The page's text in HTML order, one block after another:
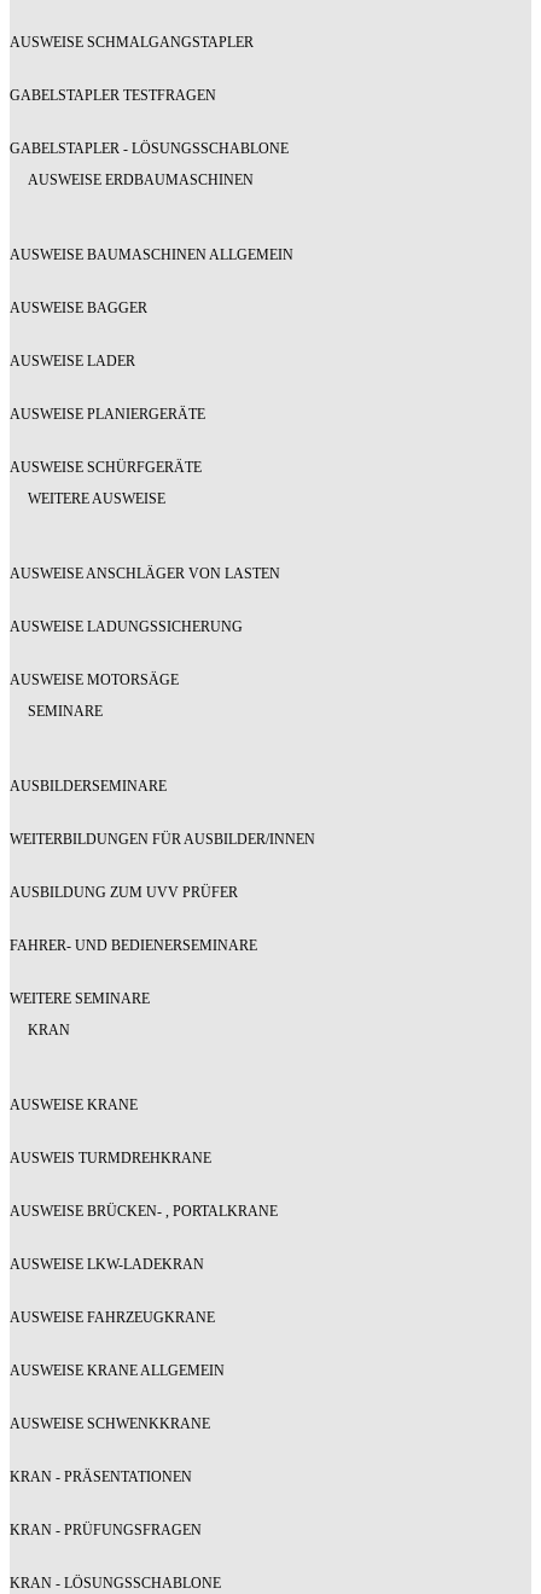
AUSWEISE SCHMALGANGSTAPLER
GABELSTAPLER TESTFRAGEN
GABELSTAPLER - LÖSUNGSSCHABLONE
AUSWEISE ERDBAUMASCHINEN
AUSWEISE BAUMASCHINEN ALLGEMEIN
AUSWEISE BAGGER
AUSWEISE LADER
AUSWEISE PLANIERGERÄTE
AUSWEISE SCHÜRFGERÄTE
WEITERE AUSWEISE
AUSWEISE ANSCHLÄGER VON LASTEN
AUSWEISE LADUNGSSICHERUNG
AUSWEISE MOTORSÄGE
SEMINARE
AUSBILDERSEMINARE
WEITERBILDUNGEN FÜR AUSBILDER/INNEN
AUSBILDUNG ZUM UVV PRÜFER
FAHRER- UND BEDIENERSEMINARE
WEITERE SEMINARE
KRAN
AUSWEISE KRANE
AUSWEIS TURMDREHKRANE
AUSWEISE BRÜCKEN- , PORTALKRANE
AUSWEISE LKW-LADEKRAN
AUSWEISE FAHRZEUGKRANE
AUSWEISE KRANE ALLGEMEIN
AUSWEISE SCHWENKKRANE
KRAN - PRÄSENTATIONEN
KRAN - PRÜFUNGSFRAGEN
KRAN - LÖSUNGSSCHABLONE